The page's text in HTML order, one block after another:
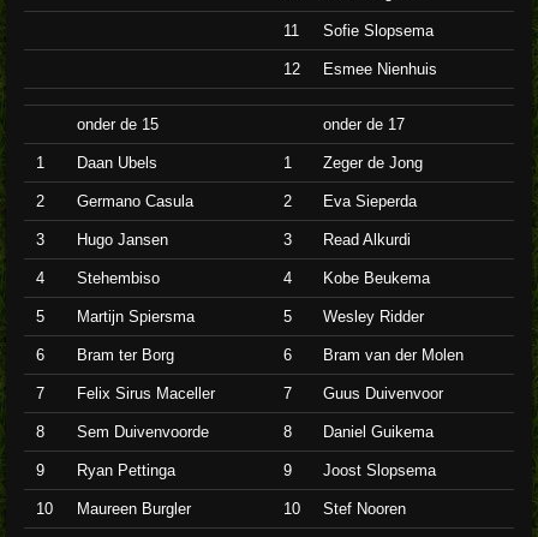
11 Sofie Slopsema
12 Esmee Nienhuis
onder de 15 onder de 17
1 Daan Ubels 1 Zeger de Jong
2 Germano Casula 2 Eva Sieperda
3 Hugo Jansen 3 Read Alkurdi
4 Stehembiso 4 Kobe Beukema
5 Martijn Spiersma 5 Wesley Ridder
6 Bram ter Borg 6 Bram van der Molen
7 Felix Sirus Maceller 7 Guus Duivenvoor
8 Sem Duivenvoorde 8 Daniel Guikema
9 Ryan Pettinga 9 Joost Slopsema
10 Maureen Burgler 10 Stef Nooren